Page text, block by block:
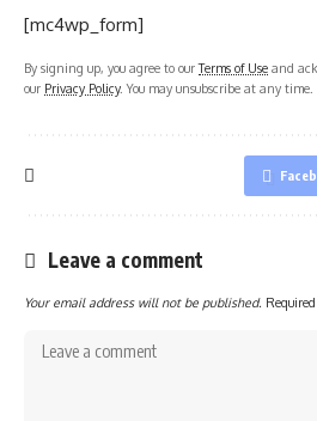
[mc4wp_form]
By signing up, you agree to ourTerms of Use and
our Privacy Policy. You may unsubscribe at any time.
Leave a comment
Your email address will not be published.